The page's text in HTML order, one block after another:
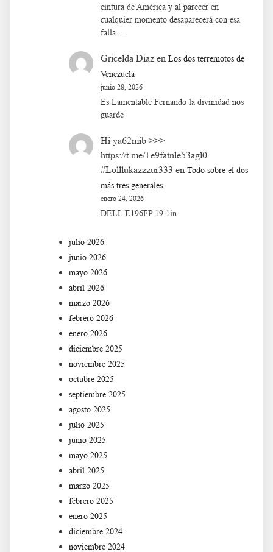
cintura de América y al parecer en
cualquier momento desaparecerá con esa
falla…
Gricelda Diaz en Los dos terremotos de
Venezuela
junio 28, 2026
Es Lamentable Fernando la divinidad nos
guarde
Hi ya62mib >>>
https://t.me/+e9fatnle53agl0
#Lolllukazzzur333 en Todo sobre el dos
más tres generales
enero 24, 2026
DELL E196FP 19.1in
julio 2026
junio 2026
mayo 2026
abril 2026
marzo 2026
febrero 2026
enero 2026
diciembre 2025
noviembre 2025
octubre 2025
septiembre 2025
agosto 2025
julio 2025
junio 2025
mayo 2025
abril 2025
marzo 2025
febrero 2025
enero 2025
diciembre 2024
noviembre 2024